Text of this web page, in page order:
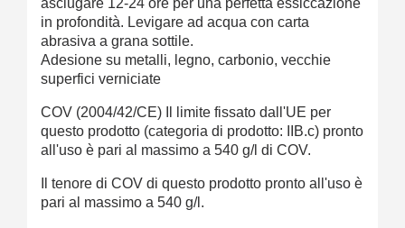
in profondità. Levigare ad acqua con carta
abrasiva a grana sottile.
Adesione su metalli, legno, carbonio, vecchie
superfici verniciate
COV (2004/42/CE) Il limite fissato dall'UE per
questo prodotto (categoria di prodotto: IIB.c) pronto
all'uso è pari al massimo a 540 g/l di COV.
Il tenore di COV di questo prodotto pronto all'uso è
pari al massimo a 540 g/l.